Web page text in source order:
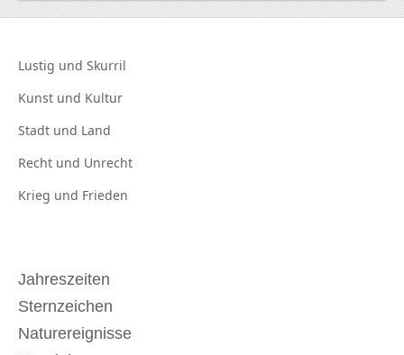
Lustig und Skurril
Kunst und Kultur
Stadt und Land
Recht und Unrecht
Krieg und Frieden
Jahreszeiten
Sternzeichen
Naturereignisse